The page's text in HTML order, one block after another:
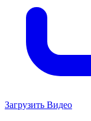
Загрузить Видео